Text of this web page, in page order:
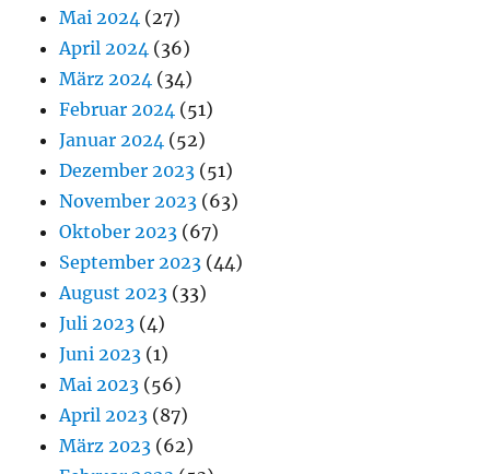
Mai 2024 (27)
April 2024 (36)
März 2024 (34)
Februar 2024 (51)
Januar 2024 (52)
Dezember 2023 (51)
November 2023 (63)
Oktober 2023 (67)
September 2023 (44)
August 2023 (33)
Juli 2023 (4)
Juni 2023 (1)
Mai 2023 (56)
April 2023 (87)
März 2023 (62)